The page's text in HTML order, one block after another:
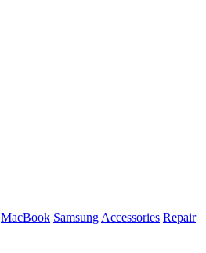
MacBook Samsung Accessories Repair